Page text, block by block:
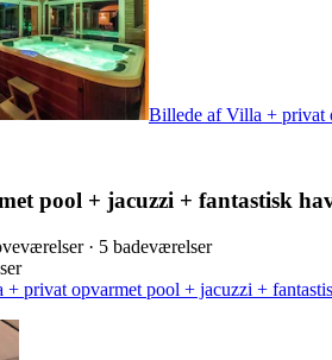
Billede af Villa + privat
pool + jacuzzi + fantastisk
· 5 badeværelser
privat opvarmet pool + jacuzzi +